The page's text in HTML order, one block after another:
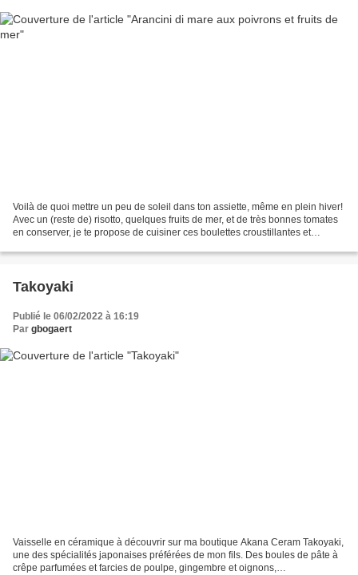
Voilà de quoi mettre un peu de soleil dans ton assiette, même en plein hiver!
Avec un (reste de) risotto, quelques fruits de mer, et de très bonnes tomates
en conserver, je te propose de cuisiner ces boulettes croustillantes et
Takoyaki
Publié le 06/02/2022 à 16:19
Par gbogaert
Vaisselle en céramique à découvrir sur ma boutique Akana Ceram Takoyaki,
une des spécialités japonaises préférées de mon fils. Des boules de pâte à
crêpe parfumées et farcies de poulpe, gingembre et oignons,